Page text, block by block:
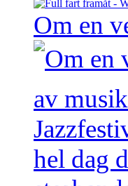
Om en